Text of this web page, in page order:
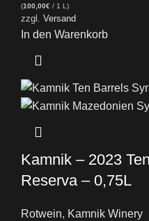
(100,00€ / 1 L)
zzgl. Versand
In den Warenkorb
Kamnik – 2023
Reserva – 0,75L
Rotwein, Kamnik Winery